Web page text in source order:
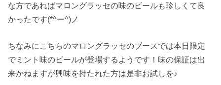
な方であればマロングラッセの味のビールも珍しくて良
かったです(*^ー^)ノ
ちなみにこちらのマロングラッセのブースでは本日限定
でミント味のビールが登場するようです！味の保証は出
来かねますが興味を持たれた方は是非お試しを♪